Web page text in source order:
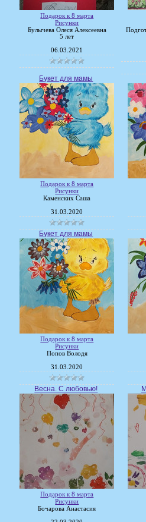
Подарок к 8 марта
Рисунки
Булычева Олеся Алексеевна
5 лет
06.03.2021
Букет для мамы
Подарок к 8 марта
Рисунки
Каменских Саша
31.03.2020
Букет для мамы
Подарок к 8 марта
Рисунки
Попов Володя
31.03.2020
Весна. С любовью!
Подарок к 8 марта
Рисунки
Бочарова Анастасия